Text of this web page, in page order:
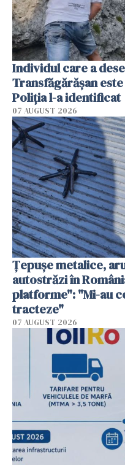
Individul care a
Transfăgărășan
Poliția l-a identificat
07 AUGUST 2026
Țepușe metalice,
autostrăzi în
platforme": "Mi-au
tracteze"
07 AUGUST 2026